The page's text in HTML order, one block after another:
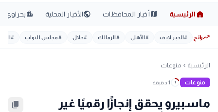
home الرئيسية mapأخبار المحافظات publicالأخبار المحلية location_cityبحراوي
trending_upرائج #الخبر لايف #الأهلي #الزمالك #خلال #مجلس النواب #
الرئيسية chevron_left منوعات
منوعات 1 1 دقيقة
ماسبيرو يحقق إنجازًا رقميًا غير
content_copy